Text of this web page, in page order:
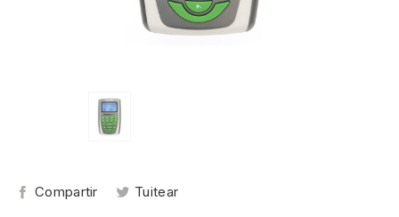
Compartir Tuitear